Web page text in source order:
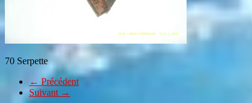
70 Serpette
← Précédent
Suivant →